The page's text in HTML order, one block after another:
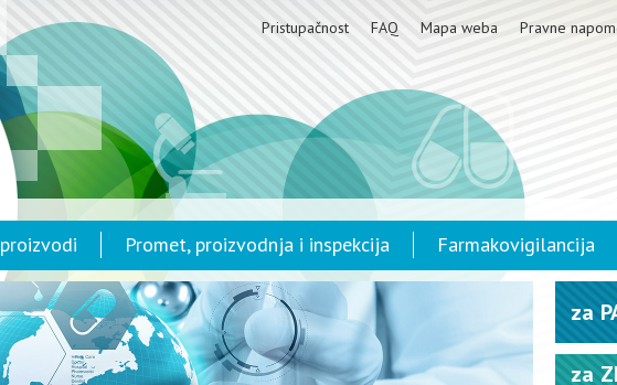
Pristupačnost FAQ Mapa weba Pravne
Promet, proizvodnja i inspekcija Farmakovigilancija
za
za